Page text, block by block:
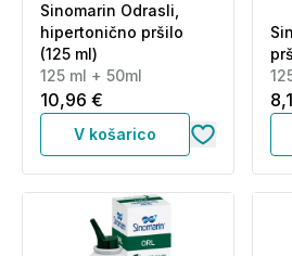
Sinomarin Odrasli,
hipertonično pršilo
(125 ml)
125 ml + 50ml
10,96 €
V košarico